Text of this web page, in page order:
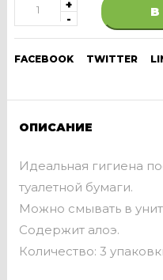
В
FACEBOOK TWITTER
ОПИСАНИЕ
Идеальная гигиена
туалетной бумаги.
Можно смывать в
Содержит алоэ.
Количество: 3